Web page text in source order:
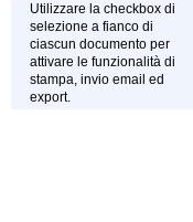
Utilizzare la checkbox di
selezione a fianco di
ciascun documento per
attivare le funzionalità di
stampa, invio email ed
export.